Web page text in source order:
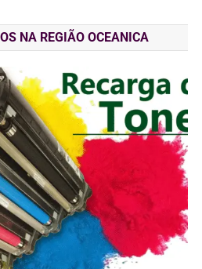
NA REGIÃO OCEANICA